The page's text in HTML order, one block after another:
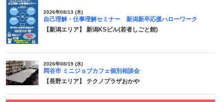
2026年08/13 (木)
自己理解・仕事理解セミナー 新潟新卒応援ハローワーク
【新潟エリア】 新潟KSビル(若者しごと館)
2026年08/19 (水)
岡谷市 ミニジョブカフェ個別相談会
【長野エリア】 テクノプラザおかや